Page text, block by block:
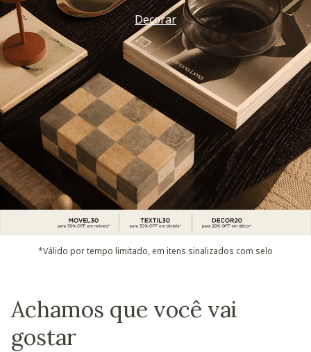
Decorar
*Válido por tempo limitado, em itens sinalizados com selo
Achamos que você vai
gostar